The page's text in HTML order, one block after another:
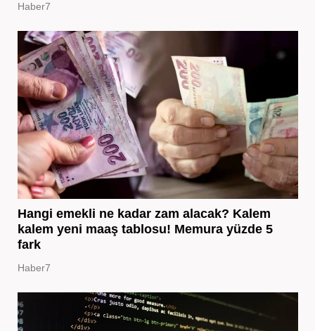
Haber7
Hangi emekli ne kadar zam alacak? Kalem
kalem yeni maaş tablosu! Memura yüzde 5
fark
Haber7